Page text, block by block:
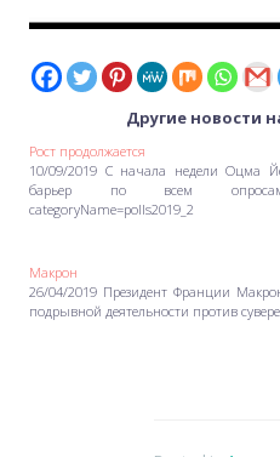
Другие новости
Рост продолжается
10/09/2019 С начала недели Оцма
барьер по всем опросам.
categoryName=polls2019_2
Макрон
26/04/2019 Президент Франции
подрывной деятельности против